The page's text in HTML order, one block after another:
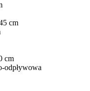
cm
cm
odpływowa